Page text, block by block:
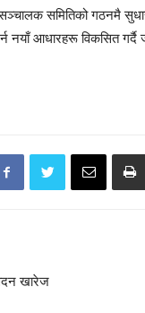
समितिको गठनमै
नयाँ आधारहरू विकसित गर्दै
खारेज